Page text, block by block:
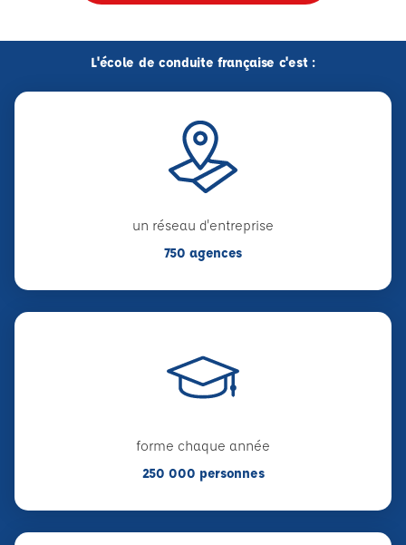
L'école de conduite française c'est :
un réseau d'entreprise
750 agences
forme chaque année
250 000 personnes